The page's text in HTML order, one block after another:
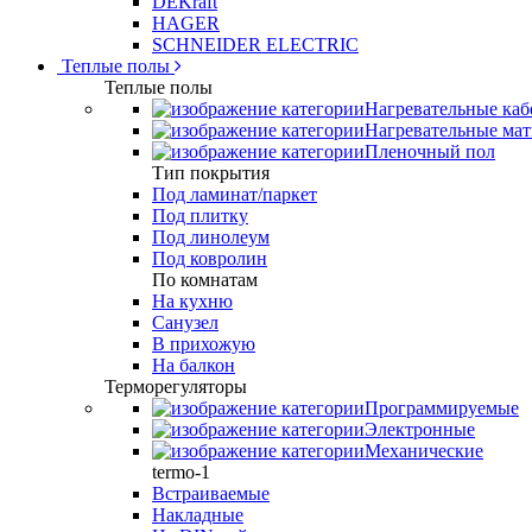
HAGER
SCHNEIDER ELECTRIC
Теплые полы
Теплые полы
Нагревательные
Нагревательные
Пленочный пол
Тип покрытия
Под ламинат/паркет
Под плитку
Под линолеум
Под ковролин
По комнатам
На кухню
Санузел
В прихожую
На балкон
Терморегуляторы
Программируемые
Электронные
Механические
termo-1
Встраиваемые
Накладные